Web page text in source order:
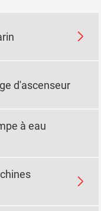

d'ascenseur
à eau
